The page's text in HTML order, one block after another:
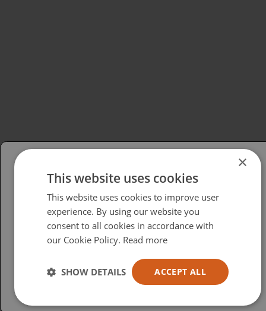
Please select your region/language
British
USA
Español
×
This website uses cookies
This website uses cookies to improve user
experience. By using our website you
consent to all cookies in accordance with
our Cookie Policy. Read more
ACCEPT ALL
SHOW DETAILS